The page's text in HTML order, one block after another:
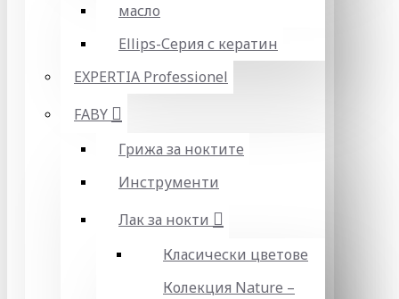
масло
Ellips-Серия с кератин
EXPERTIA Professionel
FABY
Грижа за ноктите
Инструменти
Лак за нокти
Класически цветове
Колекция Nature –